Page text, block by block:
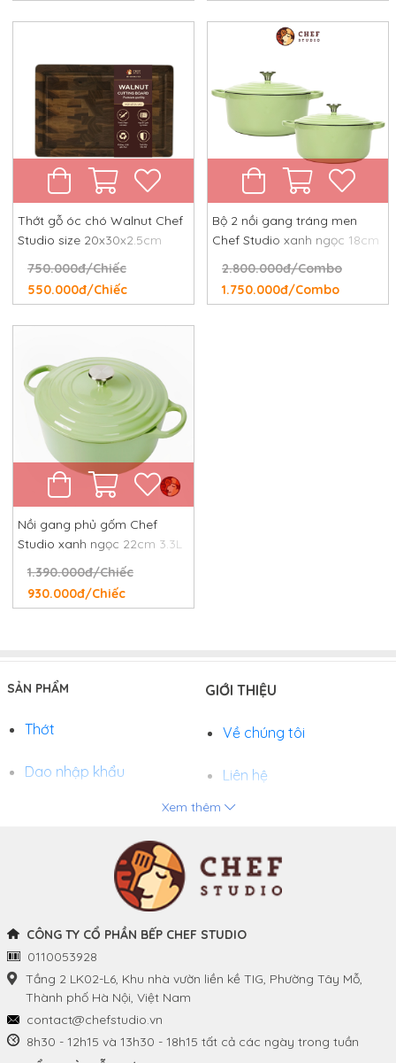
Thớt gỗ óc chó Walnut Chef
Studio size 20x30x2.5cm
750.000đ/Chiếc
550.000đ/Chiếc
Bộ 2 nồi gang tráng men
Chef Studio xanh ngọc 18cm
2.800.000đ/Combo
1.750.000đ/Combo
Nồi gang phủ gốm Chef
Studio xanh ngọc 22cm 3.3L
1.390.000đ/Chiếc
930.000đ/Chiếc
SẢN PHẨM
Thớt
Dao nhập khẩu
Khay và Bếp nướng
GIỚI THIỆU
Về chúng tôi
Liên hệ
Tuyển dụng
THÔNG TIN
Chính sách và quy định
chung
THEO DÕI CHÚNG TÔI
Xem thêm
CÔNG TY CỔ PHẦN BẾP CHEF STUDIO
0110053928
Tầng 2 LK02-L6, Khu nhà vườn liền kề TIG, Phường Tây Mỗ,
Thành phố Hà Nội, Việt Nam
contact@chefstudio.vn
8h30 - 12h15 và 13h30 - 18h15 tất cả các ngày trong tuần